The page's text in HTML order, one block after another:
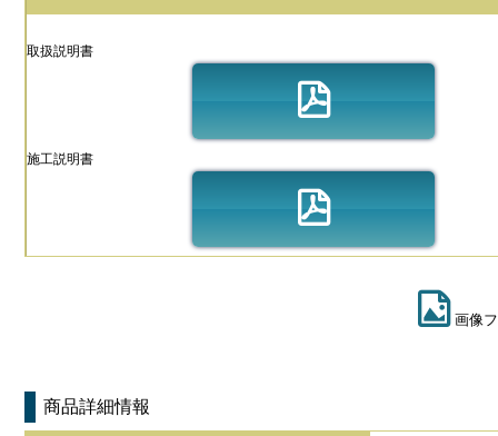
取扱説明書
施工説明書
画像
商品詳細情報